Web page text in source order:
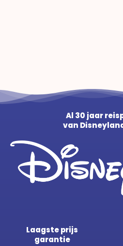
Al 30 jaar
van
Laagste prijs
garantie